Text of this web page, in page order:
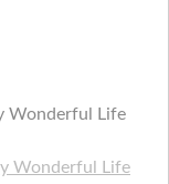
Wonderful Life
Wonderful Life